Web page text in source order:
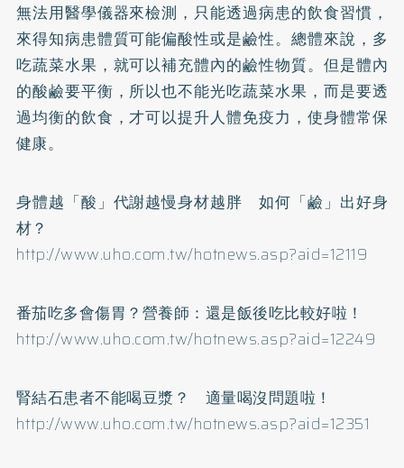
無法用醫學儀器來檢測，只能透過病患的飲食習慣，
來得知病患體質可能偏酸性或是鹼性。總體來說，多
吃蔬菜水果，就可以補充體內的鹼性物質。但是體內
的酸鹼要平衡，所以也不能光吃蔬菜水果，而是要透
過均衡的飲食，才可以提升人體免疫力，使身體常保
健康。
身體越「酸」代謝越慢身材越胖 如何「鹼」出好身
材？
http://www.uho.com.tw/hotnews.asp?aid=12119
番茄吃多會傷胃？營養師：還是飯後吃比較好啦！
http://www.uho.com.tw/hotnews.asp?aid=12249
腎結石患者不能喝豆漿？ 適量喝沒問題啦！
http://www.uho.com.tw/hotnews.asp?aid=12351